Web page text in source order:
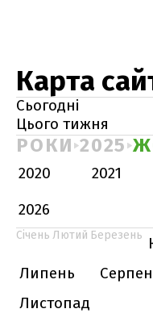
Карта
Сьогодні
Цього тижня
РОКИ 2025
2020 2021
2026
Січень Лютий Березень
Липень
Листопад